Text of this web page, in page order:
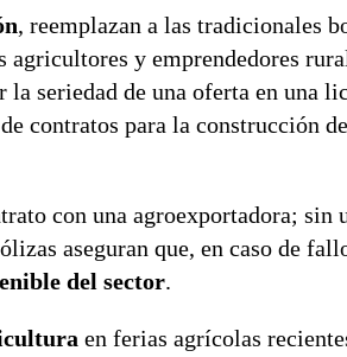
, reemplazan a las tradicionales
agricultores y emprendedores
seriedad de una oferta en una
contratos para la construcción
con una agroexportadora; sin
aseguran que, en caso de
del sector.
en ferias agrícolas